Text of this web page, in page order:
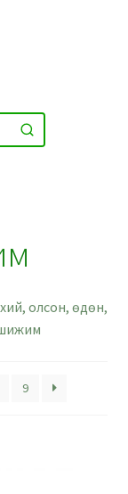
олсон, өдөн,
9